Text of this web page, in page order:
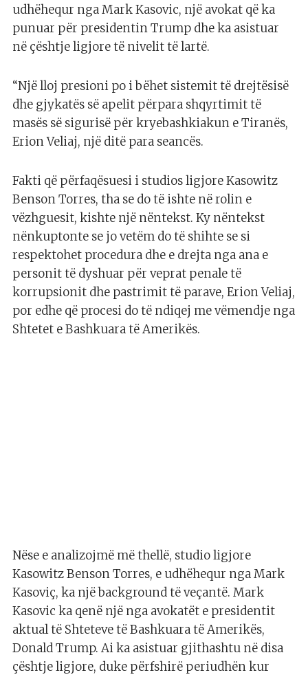
udhëhequr nga Mark Kasovic, një avokat që ka
punuar për presidentin Trump dhe ka asistuar
në çështje ligjore të nivelit të lartë.
“Një lloj presioni po i bëhet sistemit të drejtësisë
dhe gjykatës së apelit përpara shqyrtimit të
masës së sigurisë për kryebashkiakun e Tiranës,
Erion Veliaj, një ditë para seancës.
Fakti që përfaqësuesi i studios ligjore Kasowitz
Benson Torres, tha se do të ishte në rolin e
vëzhguesit, kishte një nëntekst. Ky nëntekst
nënkuptonte se jo vetëm do të shihte se si
respektohet procedura dhe e drejta nga ana e
personit të dyshuar për veprat penale të
korrupsionit dhe pastrimit të parave, Erion Veliaj,
por edhe që procesi do të ndiqej me vëmendje nga
Shtetet e Bashkuara të Amerikës.
Nëse e analizojmë më thellë, studio ligjore
Kasowitz Benson Torres, e udhëhequr nga Mark
Kasoviç, ka një background të veçantë. Mark
Kasovic ka qenë një nga avokatët e presidentit
aktual të Shteteve të Bashkuara të Amerikës,
Donald Trump. Ai ka asistuar gjithashtu në disa
çështje ligjore, duke përfshirë periudhën kur